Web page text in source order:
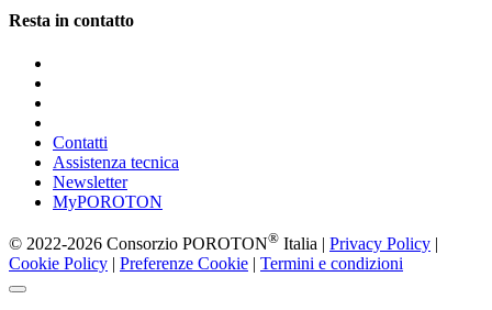
Resta in contatto
Contatti
Assistenza tecnica
Newsletter
MyPOROTON
© 2022-2026 Consorzio POROTON® Italia | Privacy Policy |
Cookie Policy | Preferenze Cookie | Termini e condizioni